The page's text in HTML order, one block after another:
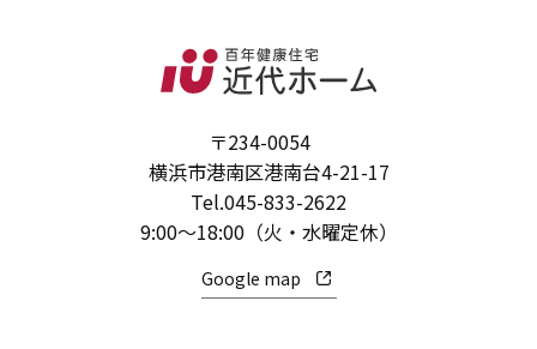
〒234-0054
横浜市港南区港南台4-21-17
Tel.045-833-2622
9:00～18:00（火・水曜定休）
Google map